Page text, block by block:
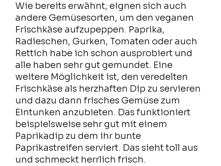
Wie bereits erwähnt, eignen sich auch
andere Gemüsesorten, um den veganen
Frischkäse aufzupeppen. Paprika,
Radieschen, Gurken, Tomaten oder auch
Rettich habe ich schon ausprobiert und
alle haben sehr gut gemundet. Eine
weitere Möglichkeit ist, den veredelten
Frischkäse als herzhaften Dip zu servieren
und dazu dann frisches Gemüse zum
Eintunken anzubieten. Das funktioniert
beispielsweise sehr gut mit einem
Paprikadip zu dem ihr bunte
Paprikastreifen serviert. Das sieht toll aus
und schmeckt herrlich frisch.